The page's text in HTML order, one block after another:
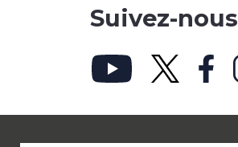
Suivez-nous